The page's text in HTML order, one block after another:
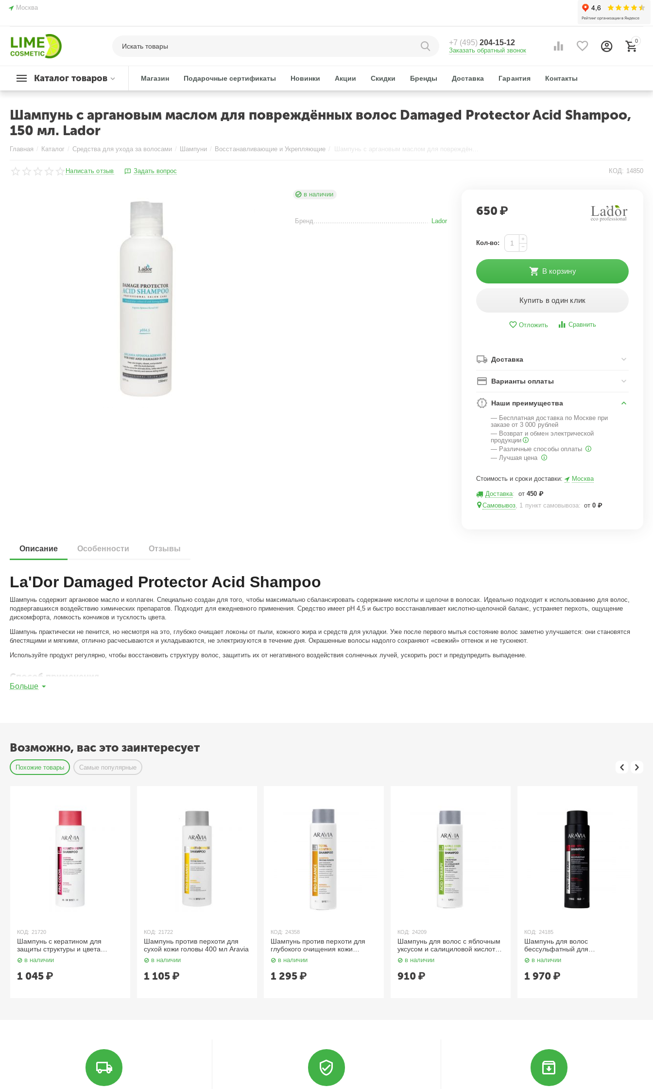
Москва
+7 (495)204-15-12
Заказать обратный звонок
0
Каталог товаров Магазин Подарочные сертификаты Новинки Акции Скидки Бренды Доставка Гарантия Контакты
Шампунь с аргановым маслом для повреждённых волос Damaged Protector Acid Shampoo,
150 мл. Lador
Главная / Каталог / Средства для ухода за волосами / Шампуни / Восстанавливающие и Укрепляющие / Шампунь с аргановым маслом для повреждённых волос Damaged Protector Acid Shampoo, 150 мл. Lador
Написать отзыв Задать вопрос КОД: 14850
в наличии
Бренд Lador
650 ₽
Кол-во:
+
−
В корзину
Купить в один клик
Отложить Сравнить
Доставка
Варианты оплаты
Наши преимущества
— Бесплатная доставка по Москве при
заказе от 3 000 рублей
— Возврат и обмен электрической
продукции
— Различные способы оплаты
— Лучшая цена
Стоимость и сроки доставки: Москва
Доставка: от 450 ₽
Самовывоз, 1 пункт самовывоза: от 0 ₽
Описание Особенности Отзывы
La'Dor Damaged Protector Acid Shampoo
Шампунь содержит аргановое масло и коллаген. Специально создан для того, чтобы максимально сбалансировать содержание кислоты и щелочи в волосах. Идеально подходит к использованию для волос,
подвергавшихся воздействию химических препаратов. Подходит для ежедневного применения. Средство имеет pH 4,5 и быстро восстанавливает кислотно-щелочной баланс, устраняет перхоть, ощущение
дискомфорта, ломкость кончиков и тусклость цвета.
Шампунь практически не пенится, но несмотря на это, глубоко очищает локоны от пыли, кожного жира и средств для укладки. Уже после первого мытья состояние волос заметно улучшается: они становятся
блестящими и мягкими, отлично расчесываются и укладываются, не электризуются в течение дня. Окрашенные волосы надолго сохраняют «свежий» оттенок и не тускнеют.
Используйте продукт регулярно, чтобы восстановить структуру волос, защитить их от негативного воздействия солнечных лучей, ускорить рост и предупредить выпадение.
Способ применения
Больше
Возможно, вас это заинтересует
Похожие товары Самые популярные
КОД: 21720
Шампунь с кератином для
защиты структуры и цвета
поврежденных и окрашенных
волос 400 мл Aravia
в наличии
1 045 ₽
КОД: 21722
Шампунь против перхоти для
сухой кожи головы 400 мл Aravia
в наличии
1 105 ₽
КОД: 24358
Шампунь против перхоти для
глубокого очищения кожи
головы и волос 420 мл Aravia
в наличии
1 295 ₽
КОД: 24209
Шампунь для волос с яблочным
уксусом и салициловой кислотой
420 мл Aravia
в наличии
910 ₽
КОД: 24185
Шампунь для волос
бессульфатный для
ежедневного применения с
биотином и кофеином 420 мл
Aravia
в наличии
1 970 ₽